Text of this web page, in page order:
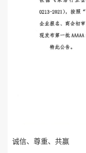
诚信、尊重、共赢